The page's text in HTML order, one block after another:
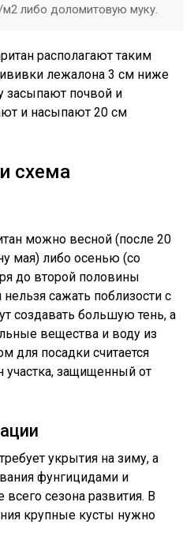
м2 либо доломитовую муку.
располагают таким
лежалона 3 см ниже
засыпают почвой и
и насыпают 20 см
схема
можно весной (после 20
мая) либо осенью (со
до второй половины
сажать поблизости с
создавать большую тень, а
вещества и воду из
для посадки считается
защищенный от
укрытия на зиму, а
фунгицидами и
сезона развития. В
крупные кусты нужно